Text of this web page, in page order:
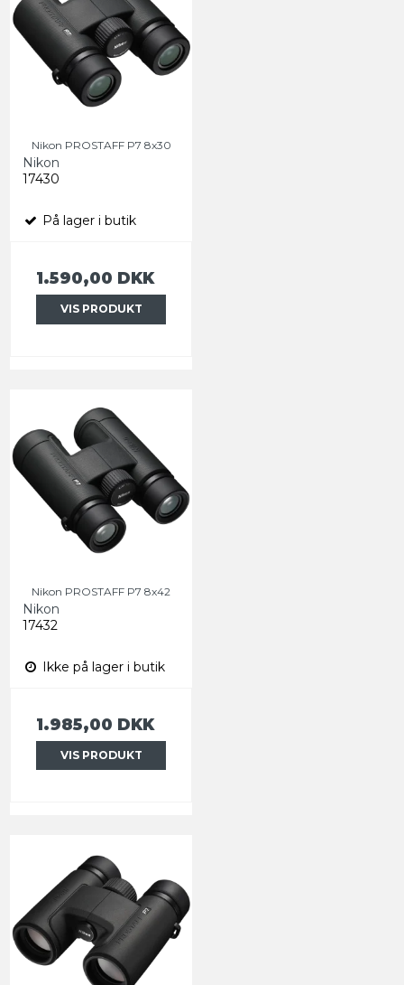
Nikon PROSTAFF P7 8x30
Nikon
17430
På lager i butik
1.590,00 DKK
VIS PRODUKT
Nikon PROSTAFF P7 8x42
Nikon
17432
Ikke på lager i butik
1.985,00 DKK
VIS PRODUKT